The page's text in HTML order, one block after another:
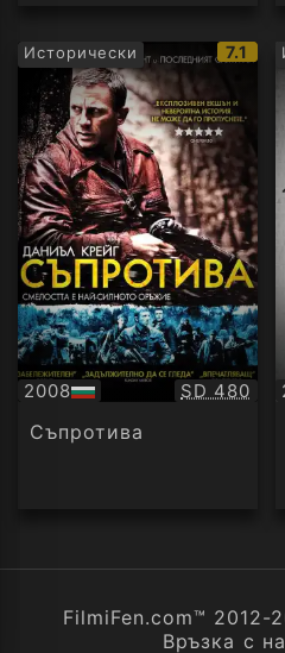
Исторически
IMDb
7.1
2008
БГ
аудио
Качество:
SD 480
Съпротива
FilmiFen.com™ 2012-
Връзка с